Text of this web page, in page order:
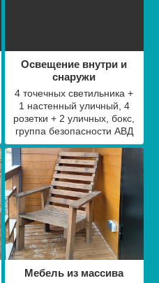
Освещение внутри и
снаружи
4 точечных светильника +
1 настенный уличный, 4
розетки + 2 уличных, бокс,
группа безопасности АВД
Мебель из массива